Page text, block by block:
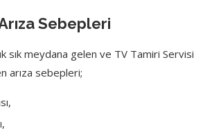
Sebepleri
sık meydana gelen ve TV Tamiri Servisi
arıza sebepleri;